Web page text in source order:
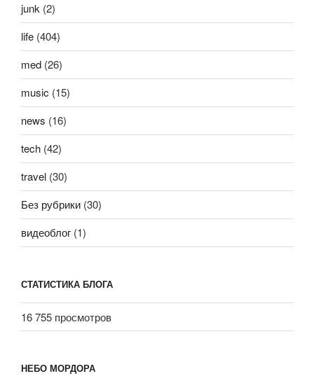
junk (2)
life (404)
med (26)
music (15)
news (16)
tech (42)
travel (30)
Без рубрики (30)
видеоблог (1)
СТАТИСТИКА БЛОГА
16 755 просмотров
НЕБО МОРДОРА